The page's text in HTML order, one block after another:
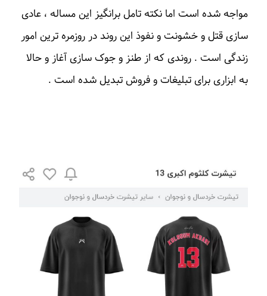
مواجه شده است اما نکته تامل برانگیز این مساله ، عادی
سازی قتل و خشونت و نفوذ این روند در روزمره ترین امور
زندگی است . روندی که از طنز و جوک سازی آغاز و حالا
به ابزاری برای تبلیغات و فروش تبدیل شده است .